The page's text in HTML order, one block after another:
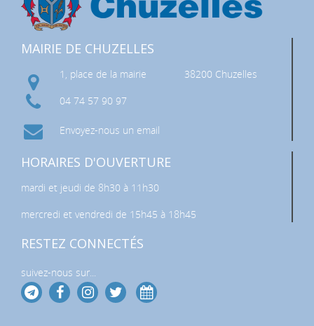
MAIRIE DE CHUZELLES
1, place de la mairie
38200 Chuzelles
04 74 57 90 97
Envoyez-nous un email
HORAIRES D'OUVERTURE
mardi et jeudi de 8h30 à 11h30
mercredi et vendredi de 15h45 à 18h45
RESTEZ CONNECTÉS
suivez-nous sur...